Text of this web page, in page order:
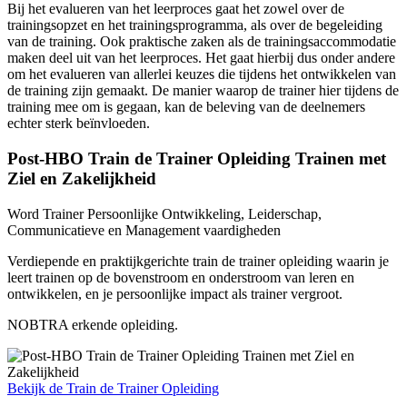
Bij het evalueren van het leerproces gaat het zowel over de
trainingsopzet en het trainingsprogramma, als over de begeleiding
van de training. Ook praktische zaken als de trainingsaccommodatie
maken deel uit van het leerproces. Het gaat hierbij dus onder andere
om het evalueren van allerlei keuzes die tijdens het ontwikkelen van
de training zijn gemaakt. De manier waarop de trainer hier tijdens de
training mee om is gegaan, kan de beleving van de deelnemers
echter sterk beïnvloeden.
Post-HBO Train de Trainer Opleiding Trainen met
Ziel en Zakelijkheid
Word Trainer Persoonlijke Ontwikkeling, Leiderschap,
Communicatieve en Management vaardigheden
Verdiepende en praktijkgerichte train de trainer opleiding waarin je
leert trainen op de bovenstroom en onderstroom van leren en
ontwikkelen, en je persoonlijke impact als trainer vergroot.
NOBTRA erkende opleiding.
Bekijk de Train de Trainer Opleiding